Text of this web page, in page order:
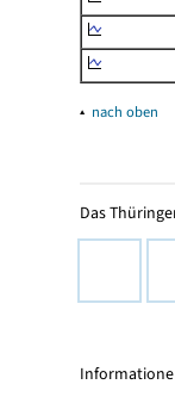
▴ nach oben
Das